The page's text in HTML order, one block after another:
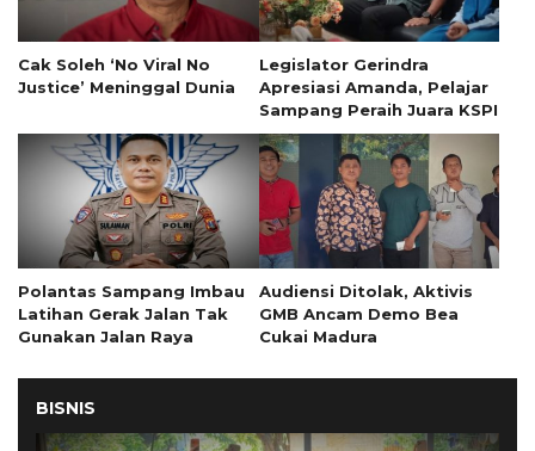
Cak Soleh ‘No Viral No
Justice’ Meninggal Dunia
Legislator Gerindra
Apresiasi Amanda, Pelajar
Sampang Peraih Juara KSPI
Polantas Sampang Imbau
Latihan Gerak Jalan Tak
Gunakan Jalan Raya
Audiensi Ditolak, Aktivis
GMB Ancam Demo Bea
Cukai Madura
BISNIS